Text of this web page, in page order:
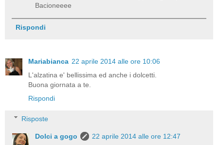
Bacioneeee
Rispondi
Mariabianca 22 aprile 2014 alle ore 10:06
L'alzatina e' bellissima ed anche i dolcetti.
Buona giornata a te.
Rispondi
Risposte
Dolci a gogo
22 aprile 2014 alle ore 12:47